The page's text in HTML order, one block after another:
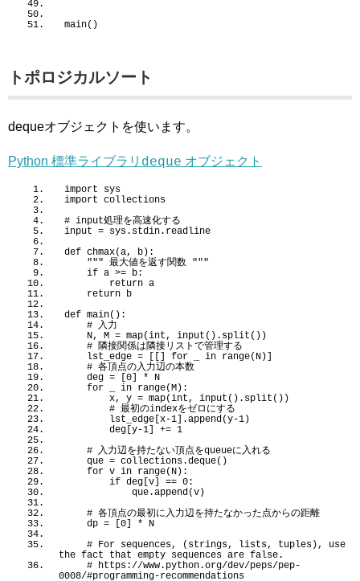
main()
トポロジカルソート
dequeオブジェクトを使います。
Python 標準ライブラリ deque オブジェクト
import sys
import collections
# input処理を高速化する
input = sys. stdin. readline
def chmax(a, b ) :
""" 最大値を返す関数 """
if a >= b:
return a
return b
def main() :
# 入力
    N, M =
map(int, input () . split ())
# 隣接関係は隣接リストで管理する
    lst_edge =
for in range( N )]
# 各頂点の入力辺の本数
    deg =
0 * N
for
in range(M ) :
        x, y =
map(int, input () . split ())
# 最初のindexをゼロにする
        lst_edge
x-1 .append(y-1 )
        deg
y-1 += 1
# 入力辺を持たない頂点をqueueに入れる
    que = collections.
deque()
for v in range( N ) :
if deg v == 0:
            que.
append(v )
# 各頂点の最初に入力辺を持たなかった点からの距離
    dp =
0 * N
# For sequences, (strings, lists, tuples), use
the fact that empty sequences are false.
# https://www.python.org/dev/peps/pep-
0008/#programming-recommendations